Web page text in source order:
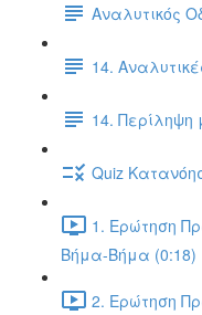
Αναλυτικός
14.
14. Περίληψη
Quiz
1. Ερώτηση
Βήμα-Βήμα (0:18)
2. Ερώτηση